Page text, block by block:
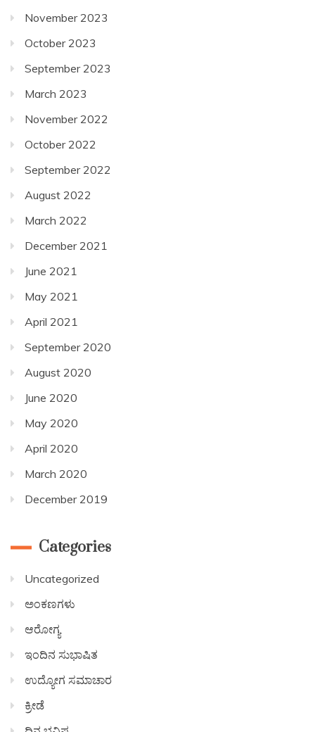
November 2023
October 2023
September 2023
March 2023
November 2022
October 2022
September 2022
August 2022
March 2022
December 2021
June 2021
May 2021
April 2021
September 2020
August 2020
June 2020
May 2020
April 2020
March 2020
December 2019
Categories
Uncategorized
ಅಂಕಣಗಳು
ಆರೋಗ್ಯ
ಇಂದಿನ ಸುಭಾಷಿತ
ಉದ್ಯೋಗ ಸಮಾಚಾರ
ಕ್ರೀಡೆ